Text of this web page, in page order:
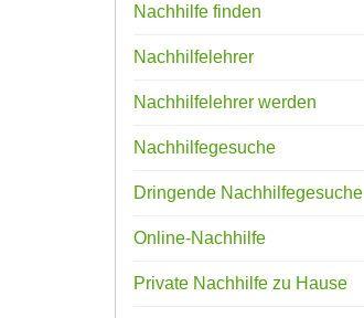
Nachhilfe finden
Nachhilfelehrer
Nachhilfelehrer werden
Nachhilfegesuche
Dringende Nachhilfegesuche
Online-Nachhilfe
Private Nachhilfe zu Hause